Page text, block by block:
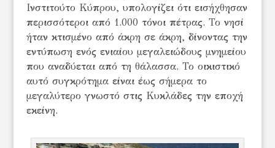
Ινστιτούτο Κύπρου, υπολογίζει ότι εισήχθησαν
περισσότεροι από 1.000 τόνοι πέτρας. Το νησί
ήταν κτισμένο από άκρη σε άκρη, δίνοντας την
εντύπωση ενός ενιαίου μεγαλειώδους μνημείου
που αναδύεται από τη θάλασσα. Το οικιστικό
αυτό συγκρότημα είναι έως σήμερα το
μεγαλύτερο γνωστό στις Κυκλάδες την εποχή
εκείνη.